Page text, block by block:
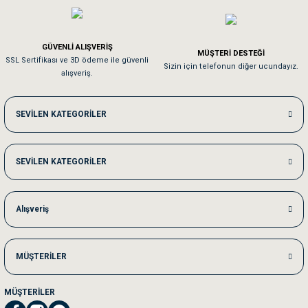
Kedilerim beğeniyorlar. Memnunuz. Uygun fiyatta olması iyi.
Me***** Ya******
Akşam verdiğim sipariş bir sonraki gün elime ulaştı. Jack russell köpeğim
Ka***** Ar******
Ufak bir sorun harici sorun olmadı sağolsunlar onuda hemen çözdüler
GÜVENLİ ALIŞVERİŞ
SSL Sertifikası ve 3D ödeme ile güvenli
alışveriş.
MÜŞTERİ DESTEĞİ
Sizin için telefonun diğer ucundayız.
SEVİLEN KATEGORİLER
SEVİLEN KATEGORİLER
Alışveriş
MÜŞTERİLER
MÜŞTERİLER